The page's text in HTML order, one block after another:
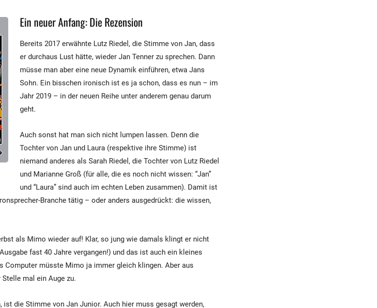
Ein neuer Anfang: Die Rezension
Bereits 2017 erwähnte Lutz Riedel, die Stimme von Jan, dass
er durchaus Lust hätte, wieder Jan Tenner zu sprechen. Dann
müsse man aber eine neue Dynamik einführen, etwa Jans
Sohn. Ein bisschen ironisch ist es ja schon, dass es nun – im
Jahr 2019 – in der neuen Reihe unter anderem genau darum
geht.
Auch sonst hat man sich nicht lumpen lassen. Denn die
Tochter von Jan und Laura (respektive ihre Stimme) ist
niemand anderes als Sarah Riedel, die Tochter von Lutz Riedel
und Marianne Groß (für alle, die es noch nicht wissen: “Jan”
und “Laura” sind auch im echten Leben zusammen). Damit ist
Branche tätig – oder anders ausgedrückt: die wissen,
als Mimo wieder auf! Klar, so jung wie damals klingt er nicht
fast 40 Jahre vergangen!) und das ist auch ein kleines
Computer müsste Mimo ja immer gleich klingen. Aber aus
mal ein Auge zu.
die Stimme von Jan Junior. Auch hier muss gesagt werden,